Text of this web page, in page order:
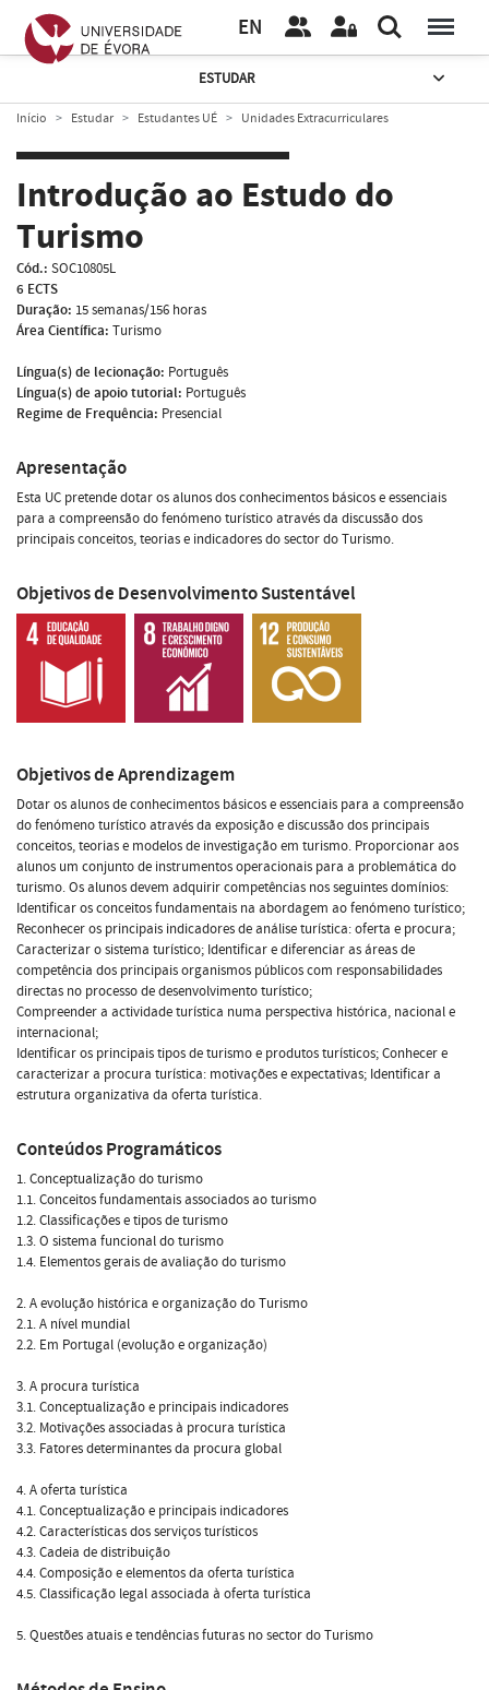
EN
ESTUDAR
Início Estudar Estudantes UÉ Unidades Extracurriculares
Introdução ao Estudo do
Turismo
Cód.: SOC10805L
6 ECTS
Duração: 15 semanas/156 horas
Área Científica: Turismo
Língua(s) de lecionação: Português
Língua(s) de apoio tutorial: Português
Regime de Frequência: Presencial
Apresentação
Esta UC pretende dotar os alunos dos conhecimentos básicos e essenciais
para a compreensão do fenómeno turístico através da discussão dos
principais conceitos, teorias e indicadores do sector do Turismo.
Objetivos de Desenvolvimento Sustentável
Objetivos de Aprendizagem
Dotar os alunos de conhecimentos básicos e essenciais para a compreensão
do fenómeno turístico através da exposição e discussão dos principais
conceitos, teorias e modelos de investigação em turismo. Proporcionar aos
alunos um conjunto de instrumentos operacionais para a problemática do
turismo. Os alunos devem adquirir competências nos seguintes domínios:
Identificar os conceitos fundamentais na abordagem ao fenómeno turístico;
Reconhecer os principais indicadores de análise turística: oferta e procura;
Caracterizar o sistema turístico; Identificar e diferenciar as áreas de
competência dos principais organismos públicos com responsabilidades
directas no processo de desenvolvimento turístico;
Compreender a actividade turística numa perspectiva histórica, nacional e
internacional;
Identificar os principais tipos de turismo e produtos turísticos; Conhecer e
caracterizar a procura turística: motivações e expectativas; Identificar a
estrutura organizativa da oferta turística.
Conteúdos Programáticos
1. Conceptualização do turismo
1.1. Conceitos fundamentais associados ao turismo
1.2. Classificações e tipos de turismo
1.3. O sistema funcional do turismo
1.4. Elementos gerais de avaliação do turismo
2. A evolução histórica e organização do Turismo
2.1. A nível mundial
2.2. Em Portugal (evolução e organização)
3. A procura turística
3.1. Conceptualização e principais indicadores
3.2. Motivações associadas à procura turística
3.3. Fatores determinantes da procura global
4. A oferta turística
4.1. Conceptualização e principais indicadores
4.2. Características dos serviços turísticos
4.3. Cadeia de distribuição
4.4. Composição e elementos da oferta turística
4.5. Classificação legal associada à oferta turística
5. Questões atuais e tendências futuras no sector do Turismo